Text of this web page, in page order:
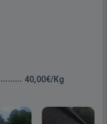
40,00€/Kg